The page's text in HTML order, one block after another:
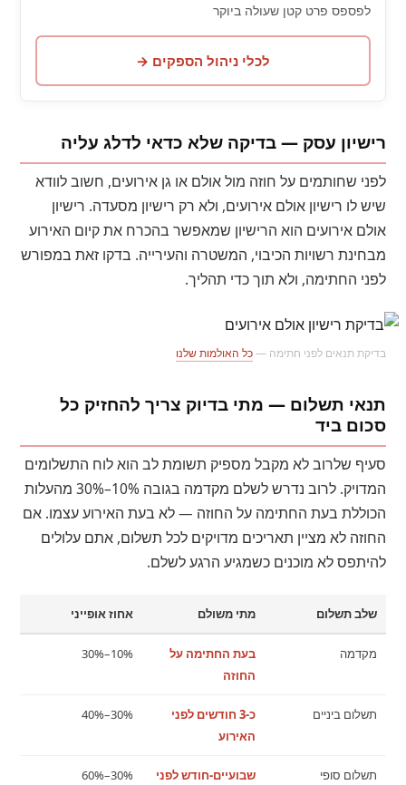
לפספס פרט קטן שעולה ביוקר
לכלי ניהול הספקים →
רישיון עסק — בדיקה שלא כדאי לדלג עליה
לפני שחותמים על חוזה מול אולם או גן אירועים, חשוב לוודא
שיש לו רישיון אולם אירועים, ולא רק רישיון מסעדה. רישיון
אולם אירועים הוא הרישיון שמאפשר בהכרח את קיום האירוע
מבחינת רשויות הכיבוי, המשטרה והעירייה. בדקו זאת במפורש
לפני החתימה, ולא תוך כדי תהליך.
בדיקת תנאים לפני חתימה —כל האולמות שלנו
תנאי תשלום — מתי בדיוק צריך להחזיק כל
סכום ביד
סעיף שלרוב לא מקבל מספיק תשומת לב הוא לוח התשלומים
המדויק. לרוב נדרש לשלם מקדמה בגובה 10%–30% מהעלות
הכוללת בעת החתימה על החוזה — לא בעת האירוע עצמו. אם
החוזה לא מציין תאריכים מדויקים לכל תשלום, אתם עלולים
להיתפס לא מוכנים כשמגיע הרגע לשלם.
שלב תשלום מתי משולם אחוז אופייני
מקדמה
בעת החתימה על
החוזה
10%–30%
תשלום ביניים
כ-3 חודשים לפני
האירוע
30%–40%
תשלום סופי
שבועיים-חודש לפני
30%–60%